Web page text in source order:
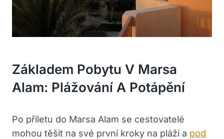
Základem Pobytu V Marsa
Alam: Plážování A Potápění
Po příletu do Marsa Alam se cestovatelé
mohou těšit na své první kroky na pláži a pod